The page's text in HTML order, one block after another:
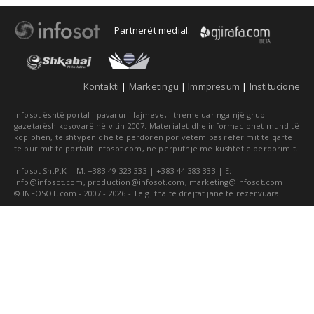
Partnerët medial:
Kontakti | Marketingu | Immpresum | Institucione
Infosot është portal i pavarur i lajmeve, i themeluar nga një grup
gazetarësh kosovarë në vitin 2007. Materialet dhe informacionet mund të
kopjohen, të shtypen dhe të përdoren por vetëm pas referimit të qartë
të burimit të portalit Infosot.com, në përputhje me kushtet e përdorimit.
Infosot Sh.P.K | M: +383 49 323 333 | +383 44 383 333 | E:
info@infosot.com , production@infosot.com , marketing@infosot.com
© INFOSOT.com - 2007 - 2026 - Të gjitha të drejtat janë të rezervuara